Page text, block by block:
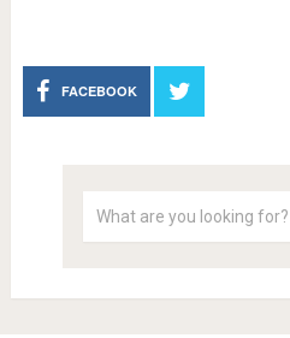
FACEBOOK